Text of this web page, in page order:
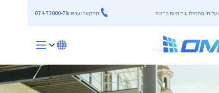
התקשרו עכשיו074-73000-78